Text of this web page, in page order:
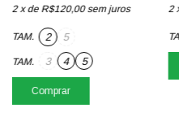
2 xde R$120,00 sem juros
TAM. 2 5
TAM. 3 4 5
Comprar
2